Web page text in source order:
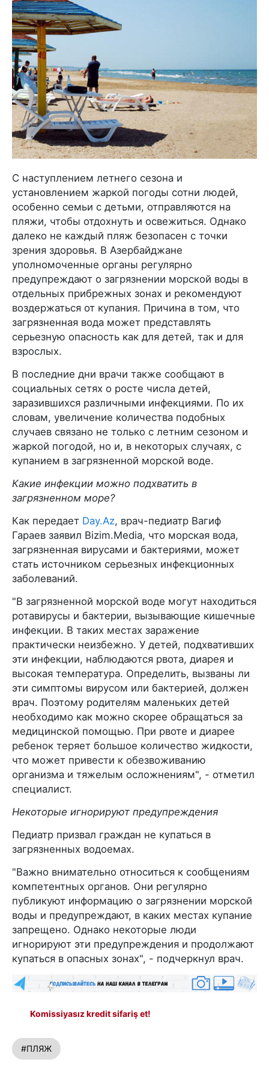
С наступлением летнего сезона и
установлением жаркой погоды сотни людей,
особенно семьи с детьми, отправляются на
пляжи, чтобы отдохнуть и освежиться. Однако
далеко не каждый пляж безопасен с точки
зрения здоровья. В Азербайджане
уполномоченные органы регулярно
предупреждают о загрязнении морской воды в
отдельных прибрежных зонах и рекомендуют
воздержаться от купания. Причина в том, что
загрязненная вода может представлять
серьезную опасность как для детей, так и для
взрослых.
В последние дни врачи также сообщают в
социальных сетях о росте числа детей,
заразившихся различными инфекциями. По их
словам, увеличение количества подобных
случаев связано не только с летним сезоном и
жаркой погодой, но и, в некоторых случаях, с
купанием в загрязненной морской воде.
Какие инфекции можно подхватить в
загрязненном море?
Как передает Day.Az, врач-педиатр Вагиф
Гараев заявил Bizim.Media, что морская вода,
загрязненная вирусами и бактериями, может
стать источником серьезных инфекционных
заболеваний.
"В загрязненной морской воде могут находиться
ротавирусы и бактерии, вызывающие кишечные
инфекции. В таких местах заражение
практически неизбежно. У детей, подхвативших
эти инфекции, наблюдаются рвота, диарея и
высокая температура. Определить, вызваны ли
эти симптомы вирусом или бактерией, должен
врач. Поэтому родителям маленьких детей
необходимо как можно скорее обращаться за
медицинской помощью. При рвоте и диарее
ребенок теряет большое количество жидкости,
что может привести к обезвоживанию
организма и тяжелым осложнениям", - отметил
специалист.
Некоторые игнорируют предупреждения
Педиатр призвал граждан не купаться в
загрязненных водоемах.
"Важно внимательно относиться к сообщениям
компетентных органов. Они регулярно
публикуют информацию о загрязнении морской
воды и предупреждают, в каких местах купание
запрещено. Однако некоторые люди
игнорируют эти предупреждения и продолжают
купаться в опасных зонах", - подчеркнул врач.
Komissiyasız kredit sifariş et!
#ПЛЯЖ